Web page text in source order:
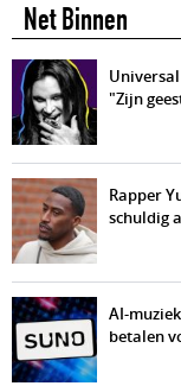
Net Binnen
"Zijn
Rapper
schuldig
AI-
betalen